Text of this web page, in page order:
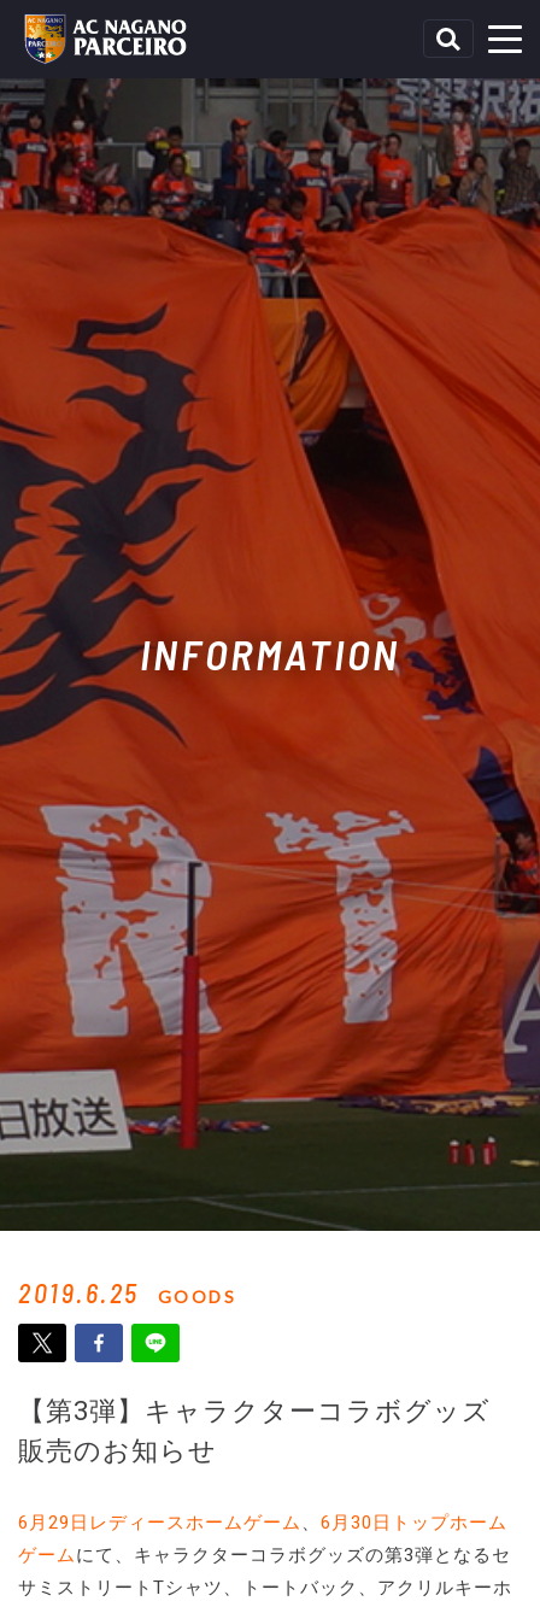
INFORMATION
2019.6.25 GOODS
【第3弾】キャラクターコラボグッズ
販売のお知らせ
6月29日レディースホームゲーム 、 6月30日トップホーム
ゲームにて、キャラクターコラボグッズの第3弾となるセ
サミストリートTシャツ、トートバック、アクリルキーホ